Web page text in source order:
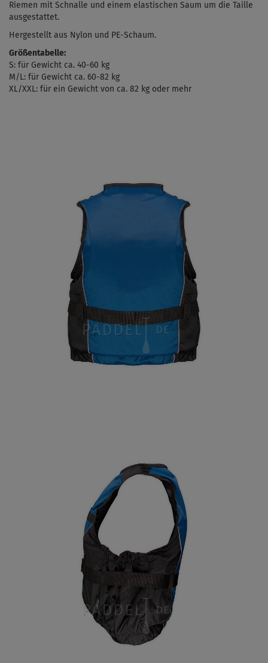
Riemen mit Schnalle und einem elastischen Saum um die Taille
ausgestattet.
Hergestellt aus Nylon und PE-Schaum.
Größentabelle:
S: für Gewicht ca. 40-60 kg
M/L: für Gewicht ca. 60-82 kg
XL/XXL: für ein Gewicht von ca. 82 kg oder mehr